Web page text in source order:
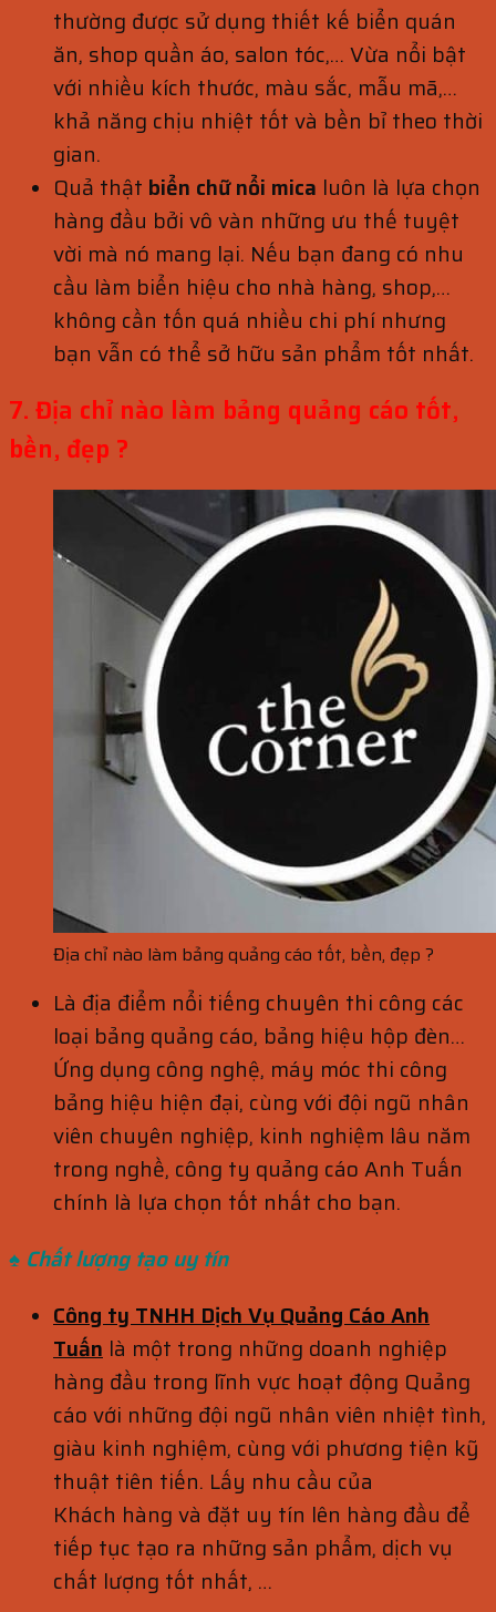
thường được sử dụng thiết kế biển quán
ăn, shop quần áo, salon tóc,… Vừa nổi bật
với nhiều kích thước, màu sắc, mẫu mã,…
khả năng chịu nhiệt tốt và bền bỉ theo thời
gian.
Quả thật biển chữ nổi mica luôn là lựa chọn
hàng đầu bởi vô vàn những ưu thế tuyệt
vời mà nó mang lại. Nếu bạn đang có nhu
cầu làm biển hiệu cho nhà hàng, shop,…
không cần tốn quá nhiều chi phí nhưng
bạn vẫn có thể sở hữu sản phẩm tốt nhất.
7. Địa chỉ nào làm bảng quảng cáo tốt,
bền, đẹp ?
Địa chỉ nào làm bảng quảng cáo tốt, bền, đẹp ?
Là địa điểm nổi tiếng chuyên thi công các
loại bảng quảng cáo, bảng hiệu hộp đèn…
Ứng dụng công nghệ, máy móc thi công
bảng hiệu hiện đại, cùng với đội ngũ nhân
viên chuyên nghiệp, kinh nghiệm lâu năm
trong nghề, công ty quảng cáo Anh Tuấn
chính là lựa chọn tốt nhất cho bạn.
♠ Chất lượng tạo uy tín
Công ty TNHH Dịch Vụ Quảng Cáo Anh
Tuấn là một trong những doanh nghiệp
hàng đầu trong lĩnh vực hoạt động Quảng
cáo với những đội ngũ nhân viên nhiệt tình,
giàu kinh nghiệm, cùng với phương tiện kỹ
thuật tiên tiến. Lấy nhu cầu của
Khách hàng và đặt uy tín lên hàng đầu để
tiếp tục tạo ra những sản phẩm, dịch vụ
chất lượng tốt nhất, …